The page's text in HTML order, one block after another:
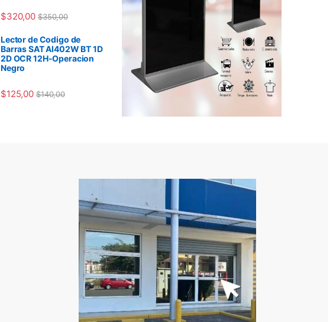
$320,00 $350,00
Lector de Codigo de
Barras SAT AI402W BT 1D
2D OCR 12H-Operacion
Negro
$125,00 $140,00